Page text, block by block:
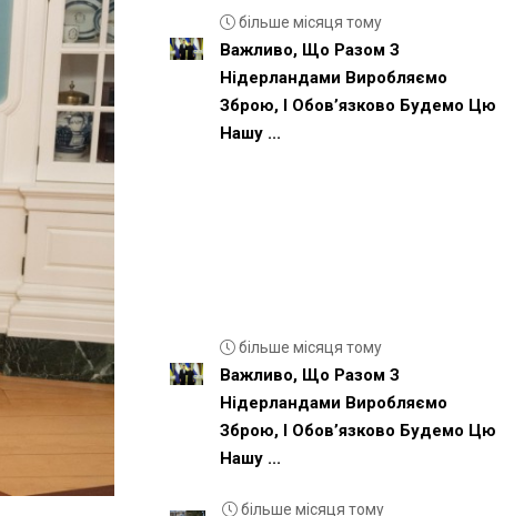
більше місяця тому
Важливо, Що Разом З
Нідерландами Виробляємо
Зброю, І Обовʼязково Будемо Цю
Нашу ...
більше місяця тому
Важливо, Що Разом З
Нідерландами Виробляємо
Зброю, І Обовʼязково Будемо Цю
Нашу ...
більше місяця тому